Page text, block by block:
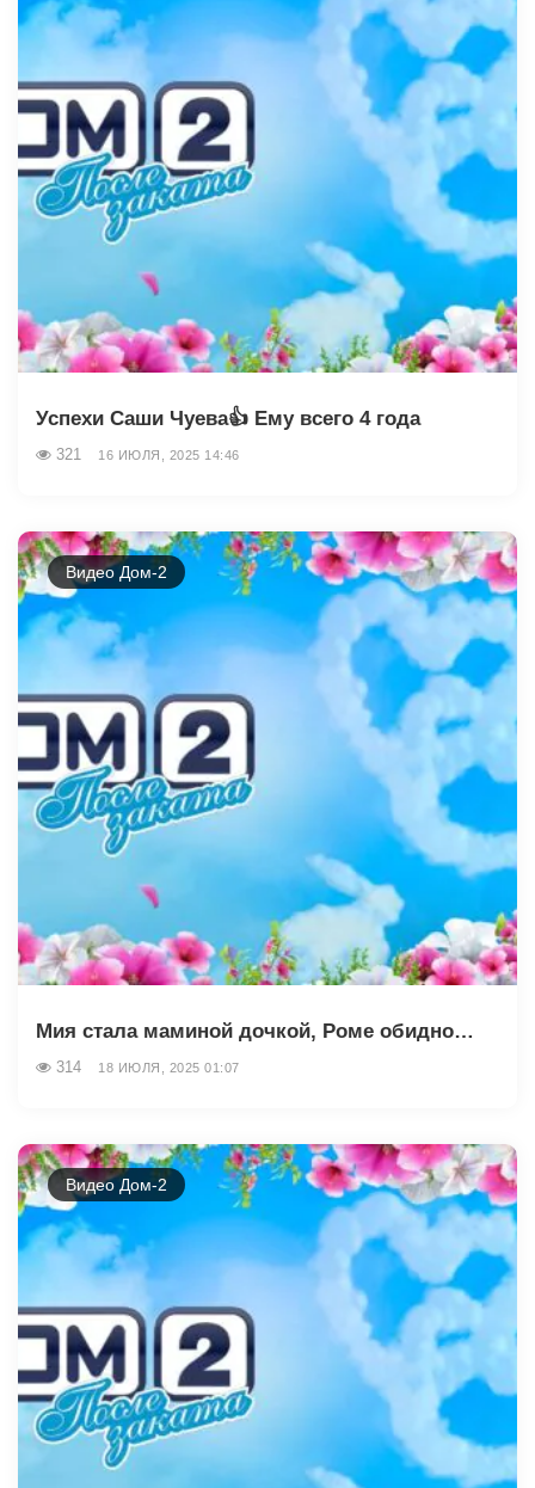
Успехи Саши Чуева👍 Ему всего 4 года
321 16 ИЮЛЯ, 2025 14:46
Видео Дом-2
Мия стала маминой дочкой, Роме обидно…
314 18 ИЮЛЯ, 2025 01:07
Видео Дом-2